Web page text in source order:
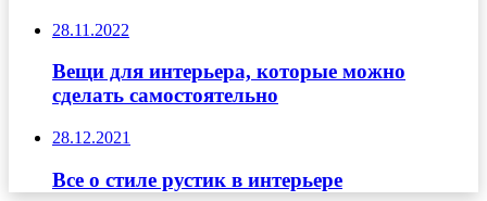
28.11.2022
Вещи для интерьера, которые можно
сделать самостоятельно
28.12.2021
Все о стиле рустик в интерьере